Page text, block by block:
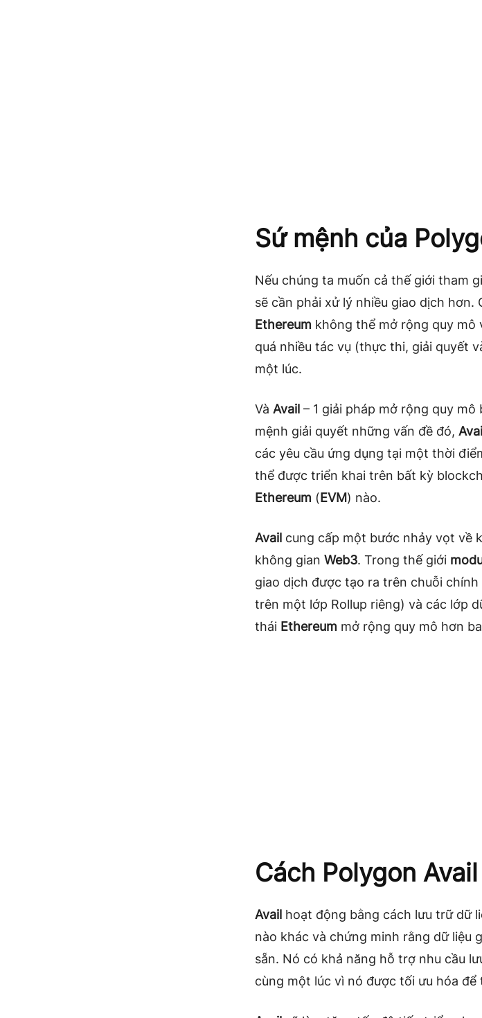
Sứ mệnh của
Nếu chúng ta muốn cả thế giới tham
sẽ cần phải xử lý nhiều giao dịch
Ethereum không thể mở rộng quy mô
quá nhiều tác vụ (thực thi, giải quyết
một lúc.
Và Avail – 1 giải pháp mở rộng quy
mệnh giải quyết những vấn đề đó,
các yêu cầu ứng dụng tại một thời
thể được triển khai trên bất kỳ
Ethereum (EVM) nào.
Avail cung cấp một bước nhảy vọt về
không gian Web3. Trong thế giới
giao dịch được tạo ra trên chuỗi
trên một lớp Rollup riêng) và các lớp
thái Ethereum mở rộng quy mô hơn
Cách Polygon
Avail hoạt động bằng cách lưu trữ dữ
nào khác và chứng minh rằng dữ liệu
sẵn. Nó có khả năng hỗ trợ nhu cầu
cùng một lúc vì nó được tối ưu hóa